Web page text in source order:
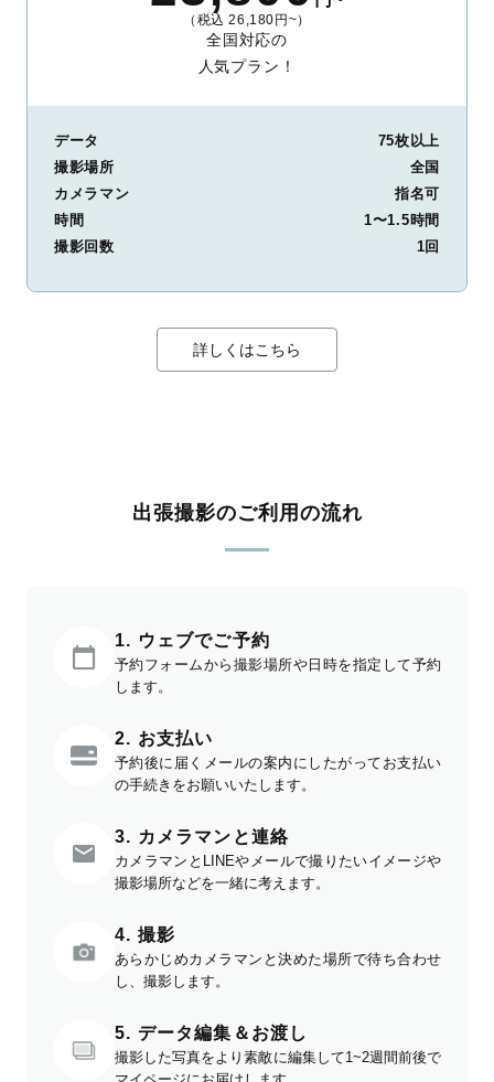
（税込 26,180円~）
全国対応の
人気プラン！
データ
75枚以上
撮影場所
全国
カメラマン
指名可
時間
1〜1.5時間
撮影回数
1回
詳しくはこちら
出張撮影のご利用の流れ
1. ウェブでご予約
予約フォームから撮影場所や日時を指定して予約
します。
2. お支払い
予約後に届くメールの案内にしたがってお支払い
の手続きをお願いいたします。
3. カメラマンと連絡
カメラマンとLINEやメールで撮りたいイメージや
撮影場所などを一緒に考えます。
4. 撮影
あらかじめカメラマンと決めた場所で待ち合わせ
し、撮影します。
5. データ編集＆お渡し
撮影した写真をより素敵に編集して1~2週間前後で